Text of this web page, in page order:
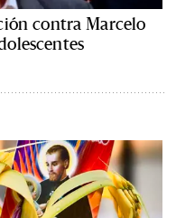
contra Marcelo